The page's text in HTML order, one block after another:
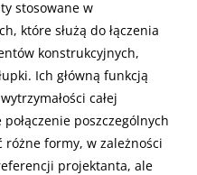
stosowane w
które służą do łączenia
konstrukcyjnych,
Ich główną funkcją
całej
poszczególnych
formy, w zależności
projektanta, ale